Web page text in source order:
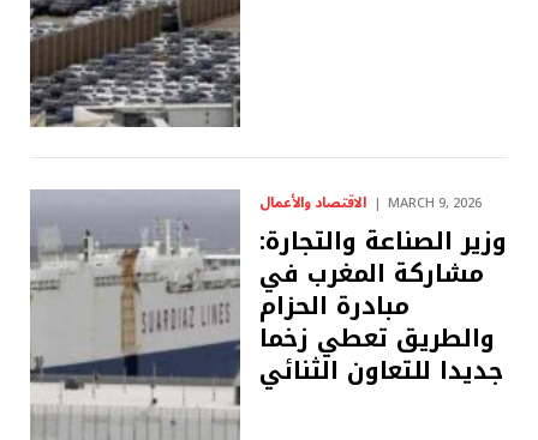
الاقتصاد والأعمال MARCH 9, 2026
وزير الصناعة والتجارة:
مشاركة المغرب في
مبادرة الحزام
والطريق تعطي زخما
جديدا للتعاون الثنائي